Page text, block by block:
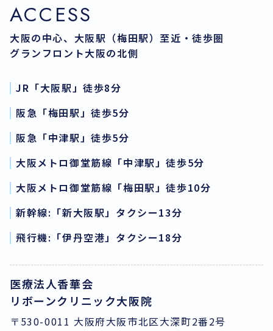
ACCESS
大阪の中心、大阪駅（梅田駅）至近・徒歩圏
グランフロント大阪の北側
JR「大阪駅」徒歩8分
阪急「梅田駅」徒歩5分
阪急「中津駅」徒歩5分
大阪メトロ御堂筋線「中津駅」徒歩5分
大阪メトロ御堂筋線「梅田駅」徒歩10分
新幹線:「新大阪駅」タクシー13分
飛行機:「伊丹空港」タクシー18分
医療法人香華会
リボーンクリニック大阪院
〒530-0011 大阪府大阪市北区大深町2番2号